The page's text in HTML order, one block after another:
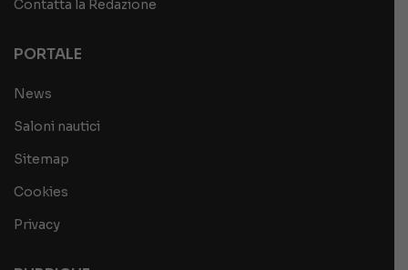
Contatta la Redazione
PORTALE
News
Saloni nautici
Sitemap
Cookies
Privacy